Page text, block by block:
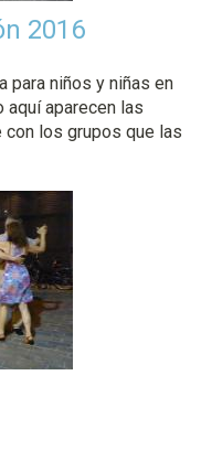
2016
para niños y niñas en
aquí aparecen las
los grupos que las